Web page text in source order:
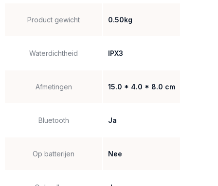
Product gewicht 0.50kg
Waterdichtheid IPX3
Afmetingen 15.0 * 4.0 * 8.0 cm
Bluetooth Ja
Op batterijen Nee